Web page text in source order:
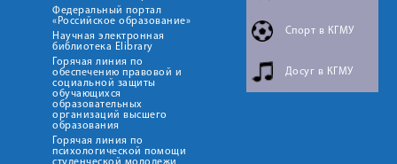
Федеральный портал
«Российское образование»
Научная электронная
библиотека Elibrary
Горячая линия по
обеспечению правовой и
социальной защиты
обучающихся
образовательных
организаций высшего
образования
Горячая линия по
психологической помощи
Спорт в КГМУ
Досуг в КГМУ